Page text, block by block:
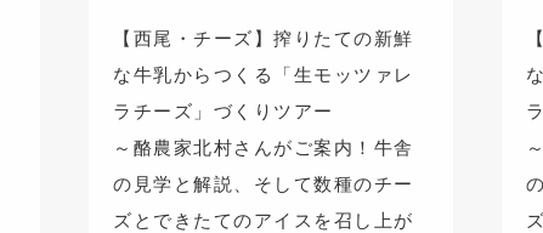
【西尾・チーズ】搾りたての新鮮
な牛乳からつくる「生モッツァレ
ラチーズ」づくりツアー
～酪農家北村さんがご案内！牛舎
の見学と解説、そして数種のチー
ズとできたてのアイスを召し上が